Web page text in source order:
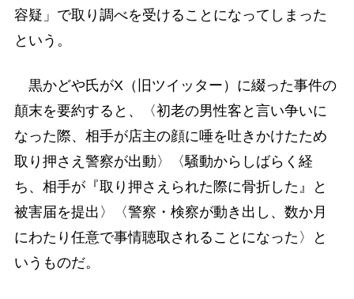
容疑」で取り調べを受けることになってしまった
という。
黒かどや氏がX（旧ツイッター）に綴った事件の
顛末を要約すると、〈初老の男性客と言い争いに
なった際、相手が店主の顔に唾を吐きかけたため
取り押さえ警察が出動〉〈騒動からしばらく経
ち、相手が『取り押さえられた際に骨折した』と
被害届を提出〉〈警察・検察が動き出し、数か月
にわたり任意で事情聴取されることになった〉と
いうものだ。